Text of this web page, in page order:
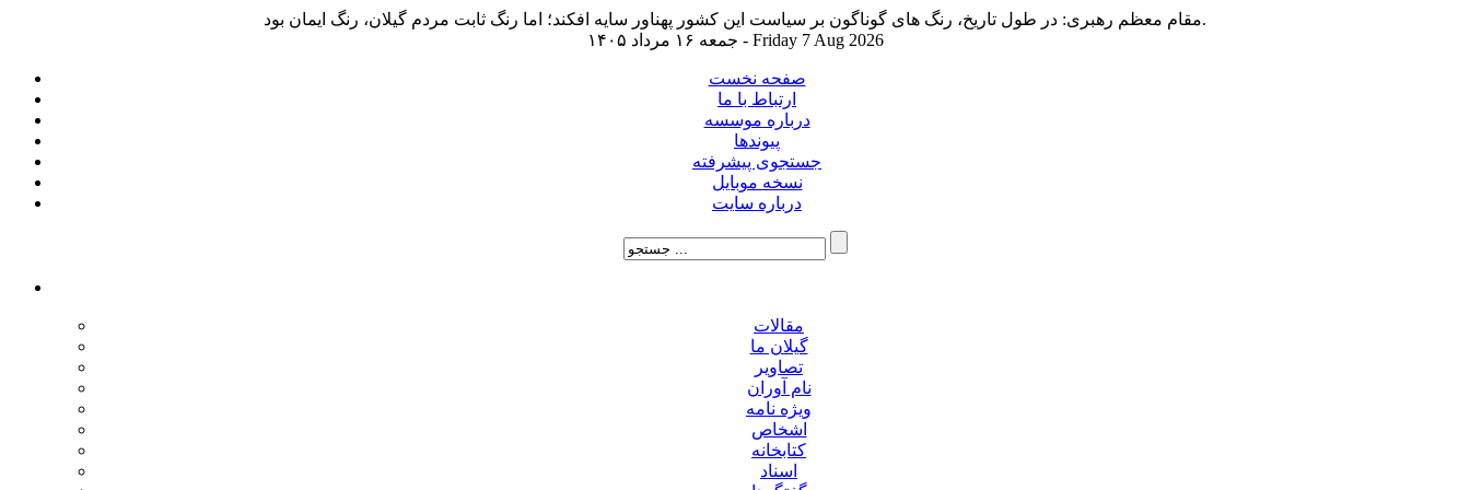
مقام معظم رهبری: در طول تاریخ، رنگ های گوناگون بر سیاست این کشور پهناور سایه افکند؛ اما رنگ ثابت مردم گیلان، رنگ ایمان بود.
جمعه ۱۶ مرداد ۱۴۰۵ - Friday 7 Aug 2026
صفحه نخست
ارتباط با ما
درباره موسسه
پیوندها
جستجوی پیشرفته
نسخه موبایل
درباره سایت
مقالات
گیلان ما
تصاویر
نام آوران
ویژه نامه
اشخاص
کتابخانه
اسناد